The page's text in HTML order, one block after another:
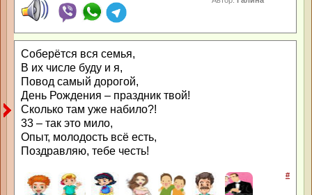
Соберётся вся семья,
В их числе буду и я,
Повод самый дорогой,
День Рождения – праздник твой!
Сколько там уже набило?!
33 – так это мило,
Опыт, молодость всё есть,
Поздравляю, тебе честь!
#